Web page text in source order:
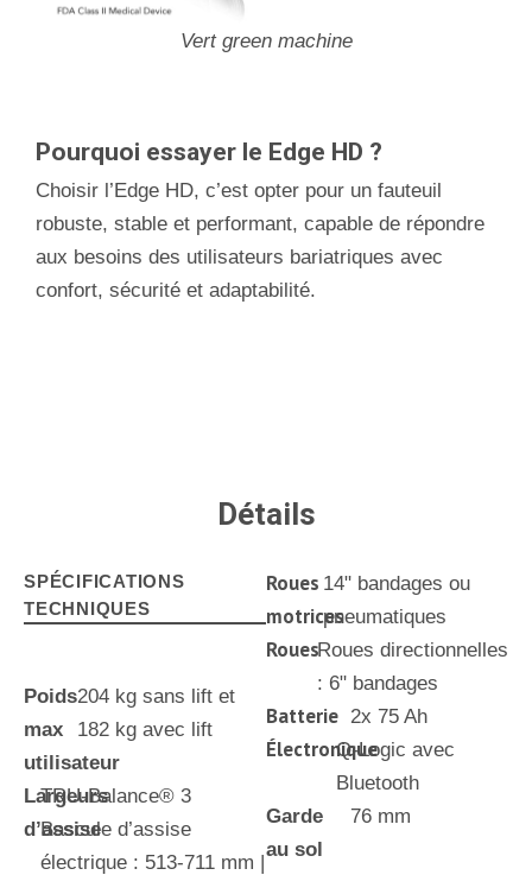
Vert green machine
Pourquoi essayer le Edge HD ?
Choisir l’Edge HD, c’est opter pour un fauteuil
robuste, stable et performant, capable de répondre
aux besoins des utilisateurs bariatriques avec
confort, sécurité et adaptabilité.
Détails
SPÉCIFICATIONS
TECHNIQUES
Poids
max
utilisateur
204 kg sans lift et
182 kg avec lift
Largeurs
d’assise
TRU-Balance® 3
Bascule d’assise
électrique : 513-711 mm |
Roues
motrices
14" bandages ou
pneumatiques
RouesRoues directionnelles
: 6" bandages
Batterie 2x 75 Ah
ÉlectroniqueQ-Logic avec
Bluetooth
Garde
au sol
76 mm